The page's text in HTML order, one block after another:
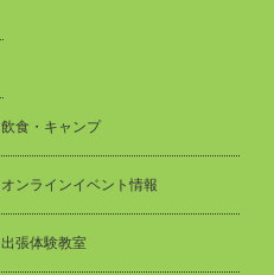
飲食・キャンプ
オンラインイベント情報
出張体験教室